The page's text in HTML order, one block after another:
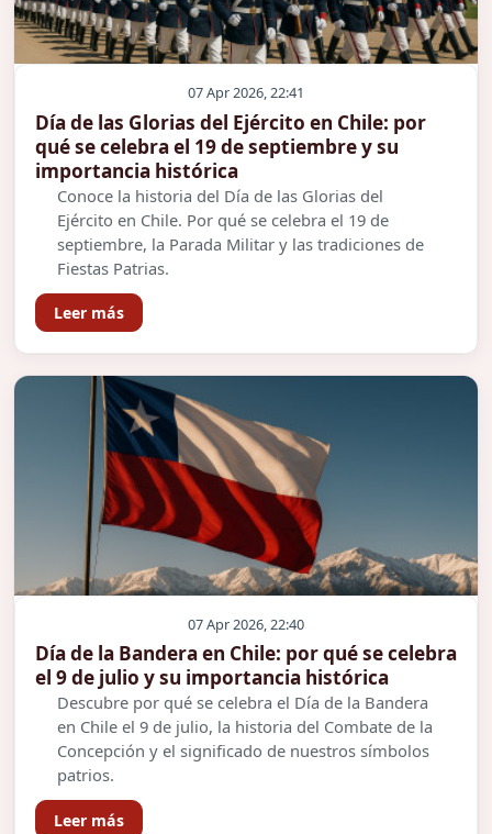
07 Apr 2026, 22:41
Día de las Glorias del Ejército en Chile: por
qué se celebra el 19 de septiembre y su
importancia histórica
Conoce la historia del Día de las Glorias del
Ejército en Chile. Por qué se celebra el 19 de
septiembre, la Parada Militar y las tradiciones de
Fiestas Patrias.
Leer más
07 Apr 2026, 22:40
Día de la Bandera en Chile: por qué se celebra
el 9 de julio y su importancia histórica
Descubre por qué se celebra el Día de la Bandera
en Chile el 9 de julio, la historia del Combate de la
Concepción y el significado de nuestros símbolos
patrios.
Leer más